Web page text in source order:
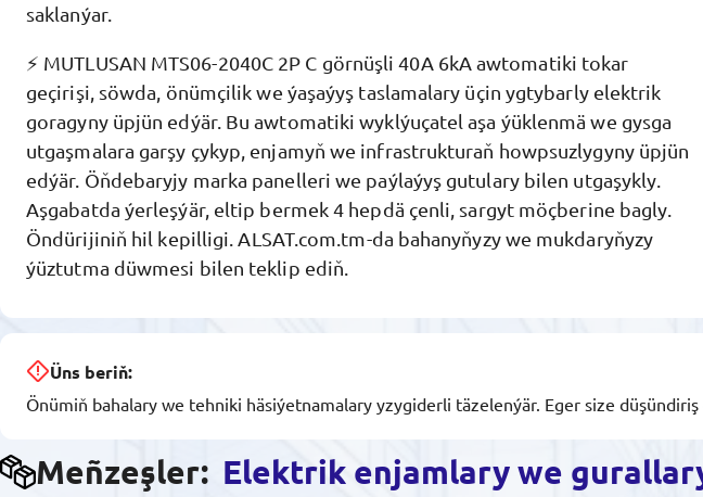
saklanýar.
⚡ MUTLUSAN MTS06-2040C 2P C görnüşli 40A 6kA awtomatiki tokar
geçirişi, söwda, önümçilik we ýaşaýyş taslamalary üçin ygtybarly elektrik
goragyny üpjün edýär. Bu awtomatiki wyklýuçatel aşa ýüklenmä we gysga
utgaşmalara garşy çykyp, enjamyň we infrastrukturaň howpsuzlygyny üpjün
edýär. Öňdebaryjy marka panelleri we paýlaýyş gutulary bilen utgaşykly.
Aşgabatda ýerleşýär, eltip bermek 4 hepdä çenli, sargyt möçberine bagly.
Öndürijiniň hil kepilligi. ALSAT.com.tm-da bahanyňyzy we mukdaryňyzy
ýüztutma düwmesi bilen teklip ediň.
Üns beriň:
Önümiň bahalary we tehniki häsiýetnamalary yzygiderli täzelenýär. Eger size
Meñzeşler: Elektrik enjamlary we